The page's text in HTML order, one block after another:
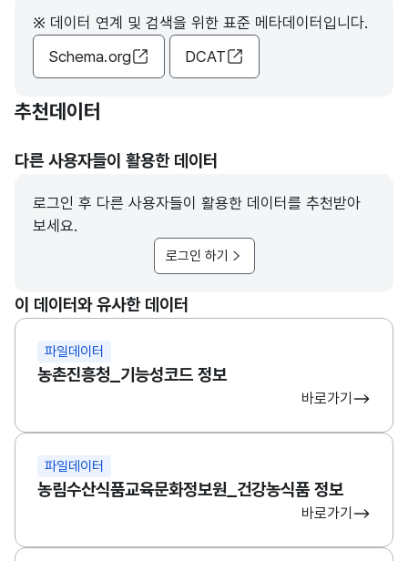
※ 데이터 연계 및 검색을 위한 표준 메타데이터입니다.
Schema.org
DCAT
추천데이터
다른 사용자들이 활용한 데이터
로그인 후 다른 사용자들이 활용한 데이터를 추천받아
보세요.
로그인 하기
이 데이터와 유사한 데이터
파일데이터
농촌진흥청_기능성코드 정보
바로가기
파일데이터
농림수산식품교육문화정보원_건강농식품 정보
바로가기